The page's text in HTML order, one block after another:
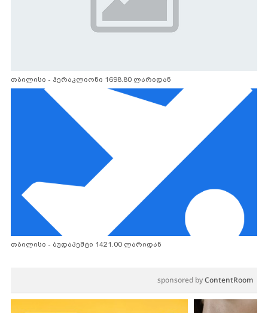
თბილისი - ჰერაკლიონი 1698.80 ლარიდან
თბილისი - ბუდაპეშტი 1421.00 ლარიდან
sponsored byContentRoom